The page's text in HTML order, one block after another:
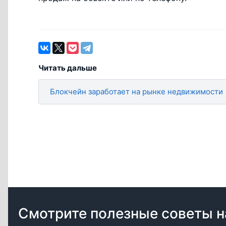
Читать дальше
Блокчейн заработает на рынке недвижимости
Смотрите полезные советы